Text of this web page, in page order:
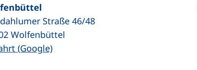
Straße 46/48
Wolfenbüttel
(Google)(externer Link, öffnet neues Fenster)